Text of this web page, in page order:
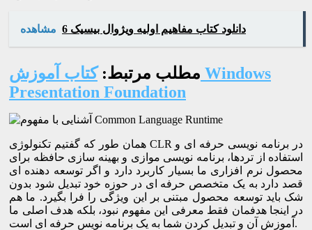
مشاهده دانلود کتاب مفاهیم اولیه ویژوال بیسیک 6
مطلب مرتبط:کتاب آموزش Windows
Presentation Foundation
همان طور که گفتیم تکنولوژی CLR در برنامه نویسی حرفه ای و
استفاده از تردها، برنامه نویسی موازی و بهینه سازی حافظه برای
محصول نرم افزاری ما بسیار کاربرد دارد و اگر توسعه دهنده ای
قصد دارد به یک متخصص حرفه ای در حوزه خود تبدیل شود بدون
شک باید توسعه محصول مبتنی بر این ویژگی را فرا بگیرد. ما هم
در اینجا هدفمان فقط معرفی این مفهوم نبود، بلکه هدف اصلی ما
آموزش آن و تبدیل کردن شما به یک برنامه نویس حرفه ای است.